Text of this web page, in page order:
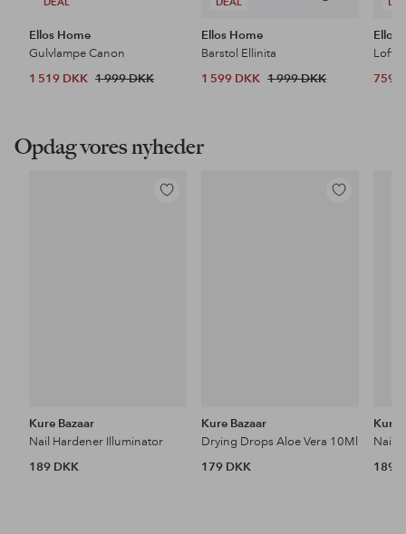
Ellos Home
Gulvlampe Canon
1 519 DKK 1 999 DKK
Ellos Home
Barstol Ellinita
1 599 DKK 1 999 DKK
Ellos
759
Opdag vores nyheder
Tilføj
Kure Bazaar
Nail Hardener Illuminator
189 DKK
Tilføj
Kure Bazaar
Drying Drops Aloe Vera 10Ml
179 DKK
Kure
Nail
189